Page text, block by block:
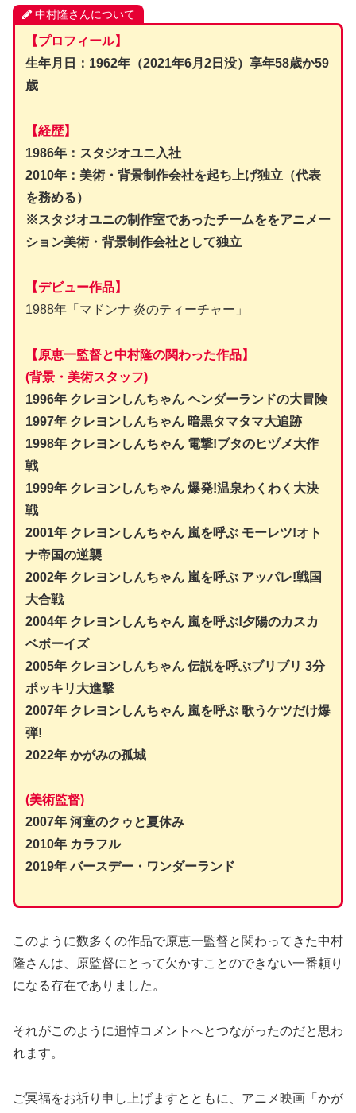
中村隆さんについて
【プロフィール】
生年月日：1962年（2021年6月2日没）享年58歳か59
歳
【経歴】
1986年：スタジオユニ入社
2010年：美術・背景制作会社を起ち上げ独立（代表
を務める）
※スタジオユニの制作室であったチームををアニメー
ション美術・背景制作会社として独立
【デビュー作品】
1988年「マドンナ 炎のティーチャー」
【原恵一監督と中村隆の関わった作品】
(背景・美術スタッフ)
1996年 クレヨンしんちゃん ヘンダーランドの大冒険
1997年 クレヨンしんちゃん 暗黒タマタマ大追跡
1998年 クレヨンしんちゃん 電撃!ブタのヒヅメ大作
戦
1999年 クレヨンしんちゃん 爆発!温泉わくわく大決
戦
2001年 クレヨンしんちゃん 嵐を呼ぶ モーレツ!オト
ナ帝国の逆襲
2002年 クレヨンしんちゃん 嵐を呼ぶ アッパレ!戦国
大合戦
2004年 クレヨンしんちゃん 嵐を呼ぶ!夕陽のカスカ
ベボーイズ
2005年 クレヨンしんちゃん 伝説を呼ぶブリブリ 3分
ポッキリ大進撃
2007年 クレヨンしんちゃん 嵐を呼ぶ 歌うケツだけ爆
弾!
2022年 かがみの孤城
(美術監督)
2007年 河童のクゥと夏休み
2010年 カラフル
2019年 バースデー・ワンダーランド
このように数多くの作品で原恵一監督と関わってきた中村
隆さんは、原監督にとって欠かすことのできない一番頼り
になる存在でありました。
それがこのように追悼コメントへとつながったのだと思わ
れます。
ご冥福をお祈り申し上げますとともに、アニメ映画「かが